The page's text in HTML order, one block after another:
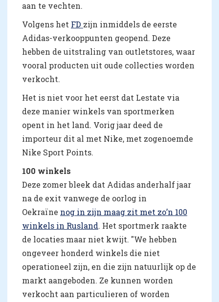
aan te vechten.
Volgens het FD zijn inmiddels de eerste
Adidas-verkooppunten geopend. Deze
hebben de uitstraling van outletstores, waar
vooral producten uit oude collecties worden
verkocht.
Het is niet voor het eerst dat Lestate via
deze manier winkels van sportmerken
opent in het land. Vorig jaar deed de
importeur dit al met Nike, met zogenoemde
Nike Sport Points.
100 winkels
Deze zomer bleek dat Adidas anderhalf jaar
na de exit vanwege de oorlog in
Oekraïne nog in zijn maag zit met zo’n 100
winkels in Rusland. Het sportmerk raakte
de locaties maar niet kwijt. "We hebben
ongeveer honderd winkels die niet
operationeel zijn, en die zijn natuurlijk op de
markt aangeboden. Ze kunnen worden
verkocht aan particulieren of worden